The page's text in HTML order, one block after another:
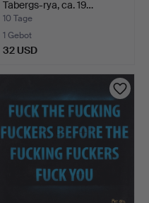
Tabergs-rya, ca. 19…
10 Tage
1 Gebot
32 USD